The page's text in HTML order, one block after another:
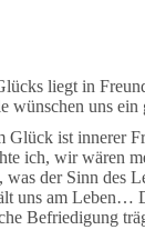
liegt in
wünschen uns ein
Glück ist innerer
ich, wir wären
der Sinn des
uns am Leben…
Befriedigung